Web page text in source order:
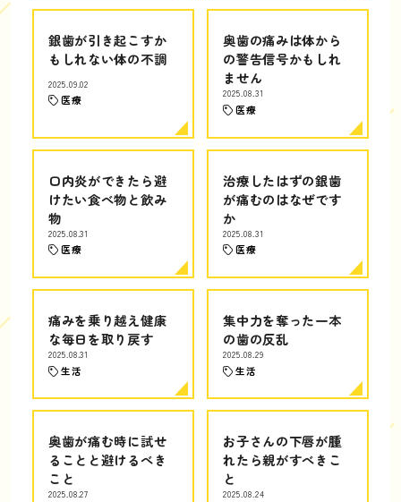
銀歯が引き起こすか
もしれない体の不調
2025.09.02
医療
奥歯の痛みは体から
の警告信号かもしれ
ません
2025.08.31
医療
口内炎ができたら避
けたい食べ物と飲み
物
2025.08.31
医療
治療したはずの銀歯
が痛むのはなぜです
か
2025.08.31
医療
痛みを乗り越え健康
な毎日を取り戻す
2025.08.31
生活
集中力を奪った一本
の歯の反乱
2025.08.29
生活
奥歯が痛む時に試せ
ることと避けるべき
こと
2025.08.27
お子さんの下唇が腫
れたら親がすべきこ
と
2025.08.24